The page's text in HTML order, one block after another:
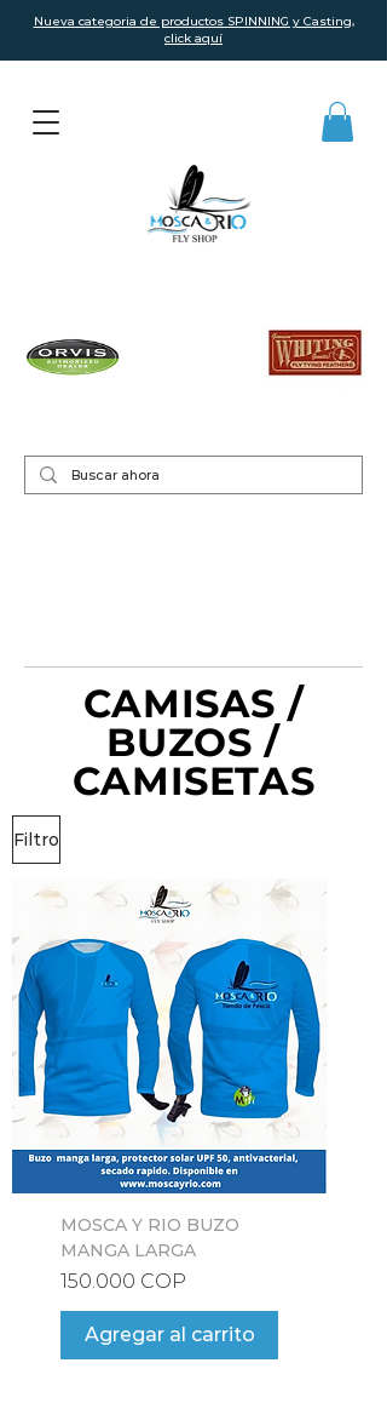
Nueva categoria de productos SPINNING y Casting,
click aquí
CAMISAS /
BUZOS /
CAMISETAS
Filtro
MOSCA Y RIO BUZO
MANGA LARGA
Precio
150.000 COP
Agregar al carrito